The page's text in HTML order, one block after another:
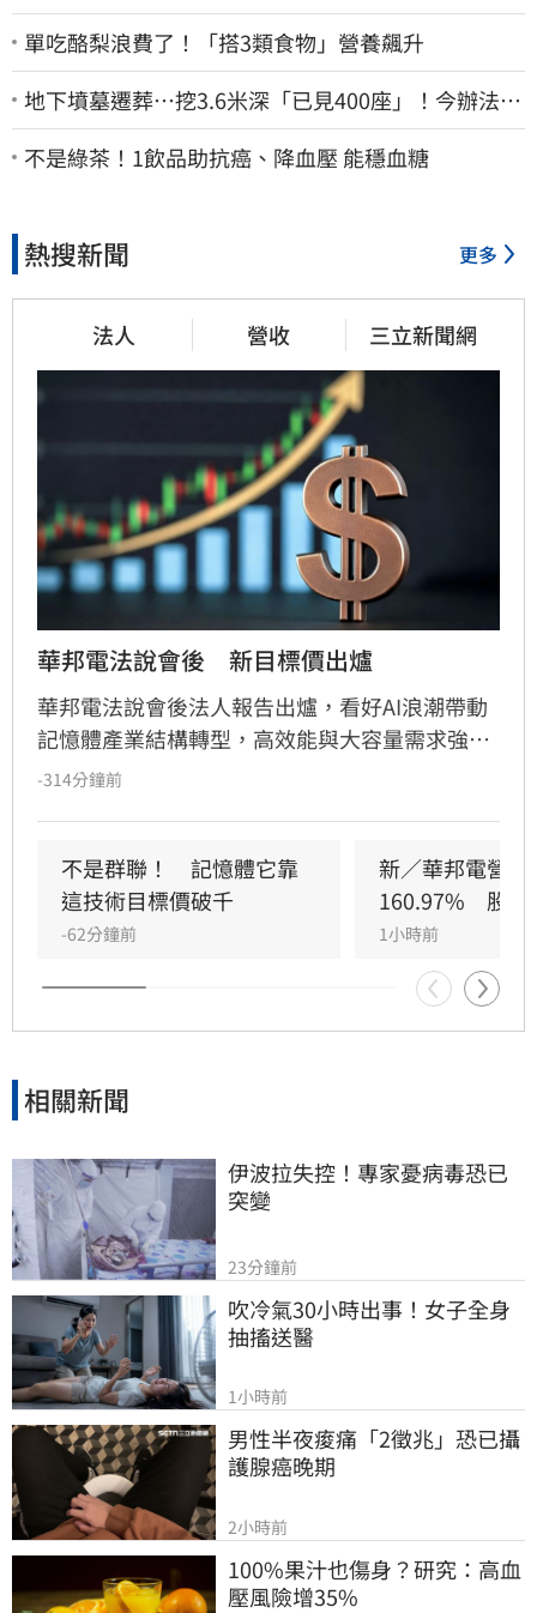
單吃酪梨浪費了！「搭3類食物」營養飆升
地下墳墓遷葬…挖3.6米深「已見400座」！今辦法會
安撫祖先
不是綠茶！1飲品助抗癌、降血壓 能穩血糖
熱搜新聞 更多
法人 營收 三立新聞網
華邦電法說會後　新目標價出爐
華邦電法說會後法人報告出爐，看好AI浪潮帶動
記憶體產業結構轉型，高效能與大容量需求強
勁，推升DRAM與Flash報價持續走揚。華邦電第
擎，公司並大幅調升2026年資本支出至395億
元，全力衝刺高雄廠擴產與先進製程。法人分析
指出，隨AI需求爆發，2027年記憶體供需缺口將
擴大，華邦電中長線營運看俏，兩家本土券商分
別給予200元及275元目標價，市場對其獲利爆發
力寄予厚望。提醒投資人，投資股票具備風險，
-314分鐘前
不是群聯！　記憶體它靠
這技術目標價破千
-62分鐘前
新／華邦電營收
160.97%　股價
1小時前
相關新聞
伊波拉失控！專家憂病毒恐已
突變
23分鐘前
吹冷氣30小時出事！女子全身
抽搐送醫
1小時前
男性半夜痠痛「2徵兆」恐已攝
護腺癌晚期
2小時前
100%果汁也傷身？研究：高血
壓風險增35%